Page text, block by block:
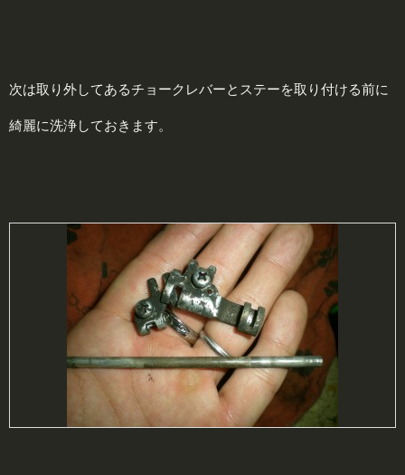
次は取り外してあるチョークレバーとステーを取り付ける前に
綺麗に洗浄しておきます。